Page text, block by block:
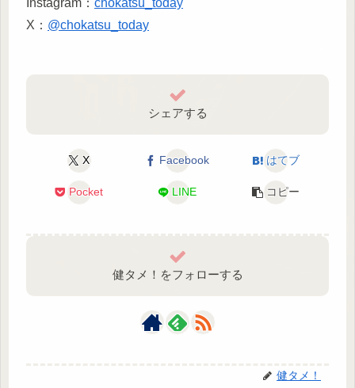
X： @chokatsu_today
シェアする
X Facebook はてブ
Pocket LINE コピー
健タメ！をフォローする
健タメ！